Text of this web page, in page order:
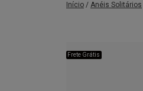
Início / Anéis Solitários
Frete Grátis